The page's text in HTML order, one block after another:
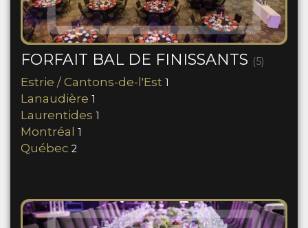
FORFAIT BAL DE FINISSANTS (5)
Estrie / Cantons-de-l'Est 1
Lanaudière 1
Laurentides 1
Montréal 1
Québec 2